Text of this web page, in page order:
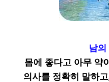
남의
몸에 좋다고 아무 약
의사를 정확히 말하